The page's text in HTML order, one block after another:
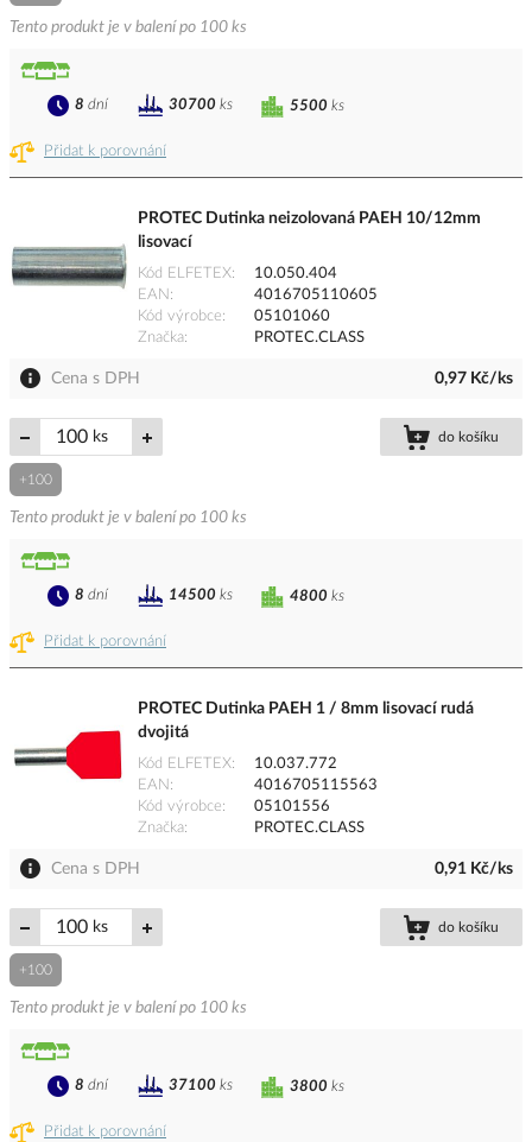
Tento produkt je v balení po 100 ks
Přidat k porovnání
5500 ks
8 dní 30700 ks
PROTEC Dutinka neizolovaná PAEH 10/12mm
lisovací
Kód ELFETEX
10.050.404
EAN
4016705110605
Kód výrobce
05101060
Značka
PROTEC.CLASS
Cena s DPH 0,97 Kč/ks
ks do košíku
+100
Tento produkt je v balení po 100 ks
Přidat k porovnání
4800 ks
8 dní 14500 ks
PROTEC Dutinka PAEH 1 / 8mm lisovací rudá
dvojitá
Kód ELFETEX
10.037.772
EAN
4016705115563
Kód výrobce
05101556
Značka
PROTEC.CLASS
Cena s DPH 0,91 Kč/ks
ks do košíku
+100
Tento produkt je v balení po 100 ks
Přidat k porovnání
3800 ks
8 dní 37100 ks